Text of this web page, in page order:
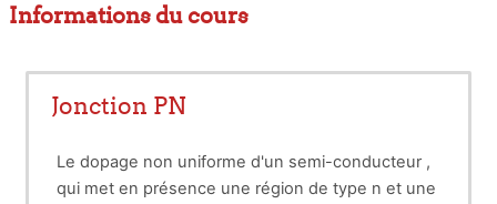
Informations du cours
Jonction PN
Le dopage non uniforme d'un semi-conducteur ,
qui met en présence une région de type n et une